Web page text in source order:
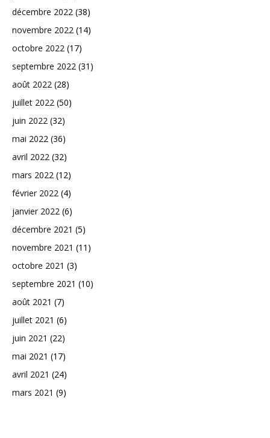
décembre 2022 (38)
novembre 2022 (14)
octobre 2022 (17)
septembre 2022 (31)
août 2022 (28)
juillet 2022 (50)
juin 2022 (32)
mai 2022 (36)
avril 2022 (32)
mars 2022 (12)
février 2022 (4)
janvier 2022 (6)
décembre 2021 (5)
novembre 2021 (11)
octobre 2021 (3)
septembre 2021 (10)
août 2021 (7)
juillet 2021 (6)
juin 2021 (22)
mai 2021 (17)
avril 2021 (24)
mars 2021 (9)